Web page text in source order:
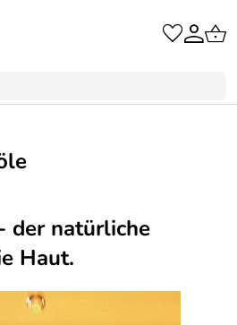
der natürliche
Haut.